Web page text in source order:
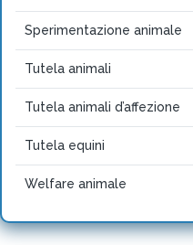
Sperimentazione animale
Tutela animali
Tutela animali d’affezione
Tutela equini
Welfare animale